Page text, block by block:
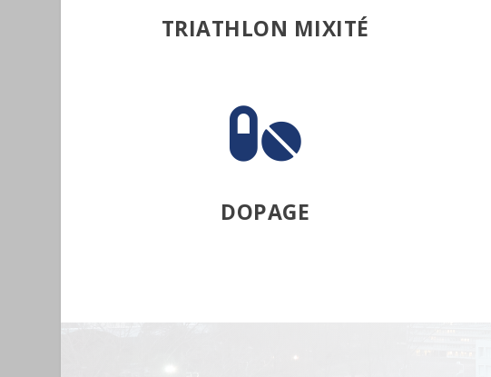
TRIATHLON MIXITÉ

DOPAGE